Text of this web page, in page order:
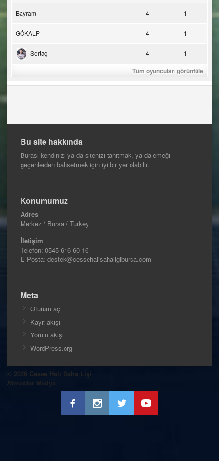
Bayram 4 1
GÖKALP 4 1
Sertaç 4 1
Tüm oyuncuları görüntüle
Bu site hakkında
Burası kendinizi ya da sitenizi tanıtmak, ya da emeği
geçenlerden bahsetmek için iyi bir yer olabilir.
Konumumuz
Adres
Merkez / Bursa / Turkey
İletişim
Telefon: 0545 616 60 16
E-Posta: destek@cessehalisahaligibursa.com
Meta
Oturum aç
Kayıt akışı
Yorum akışı
WordPress.org
© 2026 Cesse Halı Saha Ligi
Atmosfer Medya